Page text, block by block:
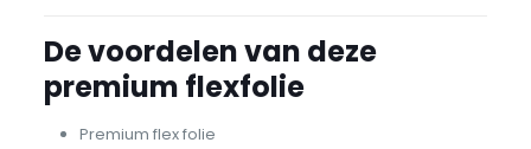
De voordelen van deze
premium flexfolie
Premium flex folie